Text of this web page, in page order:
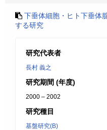
下垂体細胞・ヒト下垂体
する研究
研究代表者
長村 義之
研究期間 (年度)
2000 – 2002
研究種目
基盤研究(B)